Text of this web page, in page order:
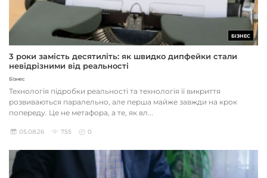
БІЗНЕС
3 роки замість десятиліть: як швидко дипфейки стали
невідрізними від реальності
Бізнес
Технологія підробки реальності та технологія її викриття
розвиваються паралельно, але перша майже завжди на крок
попереду. Це не метафора, а те, як вл...
05.08.26 755 0